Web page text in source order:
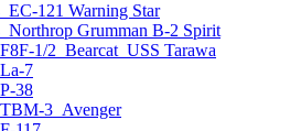
121 Warning Star
Grumman B-2 Spirit
1/2_Bearcat_USS Tarawa
7
38
3_Avenger